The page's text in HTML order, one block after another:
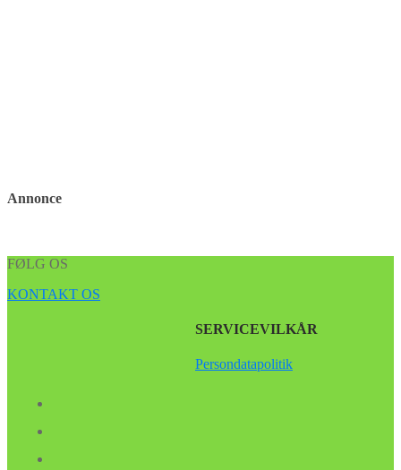
Annonce
FØLG OS
KONTAKT OS
SERVICEVILKÅR
Persondatapolitik